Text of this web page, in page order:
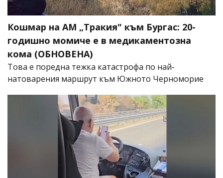
Кошмар на АМ „Тракия" към Бургас: 20-
годишно момиче е в медикаментозна
кома (ОБНОВЕНА)
Това е поредна тежка катастрофа по най-
натоварения маршрут към Южното Черноморие